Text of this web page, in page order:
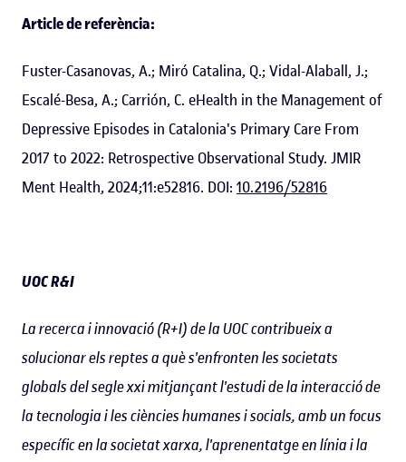
Article de referència:
Fuster-Casanovas, A.; Miró Catalina, Q.; Vidal-Alaball, J.;
Escalé-Besa, A.; Carrión, C. eHealth in the Management of
Depressive Episodes in Catalonia's Primary Care From
2017 to 2022: Retrospective Observational Study. JMIR
Ment Health, 2024;11:e52816. DOI: 10.2196/52816
UOC R&I
La recerca i innovació (R+I) de la UOC contribueix a
solucionar els reptes a què s'enfronten les societats
globals del segle xxi mitjançant l'estudi de la interacció de
la tecnologia i les ciències humanes i socials, amb un focus
específic en la societat xarxa, l'aprenentatge en línia i la